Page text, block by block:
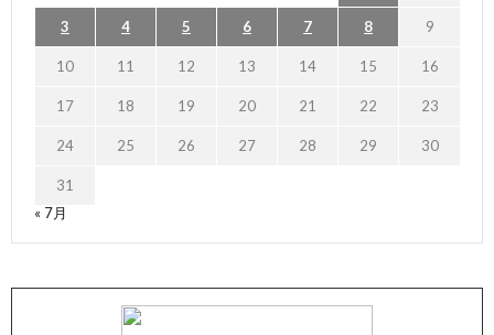
3 4 5 6 7 8 9
10 11 12 13 14 15 16
17 18 19 20 21 22 23
24 25 26 27 28 29 30
31
« 7月